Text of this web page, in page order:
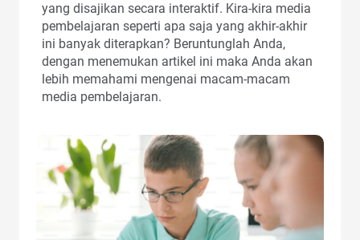
yang disajikan secara interaktif. Kira-kira media
pembelajaran seperti apa saja yang akhir-akhir
ini banyak diterapkan? Beruntunglah Anda,
dengan menemukan artikel ini maka Anda akan
lebih memahami mengenai macam-macam
media pembelajaran.